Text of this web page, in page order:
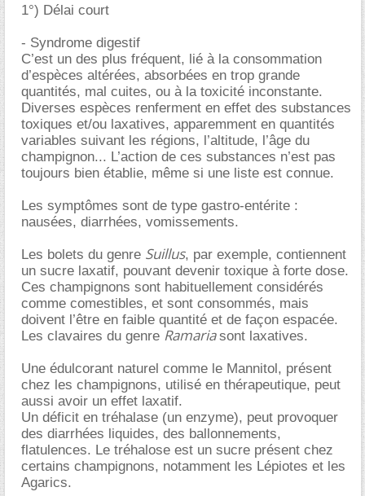
1°) Délai court
- Syndrome digestif
C’est un des plus fréquent, lié à la consommation
d’espèces altérées, absorbées en trop grande
quantités, mal cuites, ou à la toxicité inconstante.
Diverses espèces renferment en effet des substances
toxiques et/ou laxatives, apparemment en quantités
variables suivant les régions, l’altitude, l’âge du
champignon... L’action de ces substances n’est pas
toujours bien établie, même si une liste est connue.
Les symptômes sont de type gastro-entérite :
nausées, diarrhées, vomissements.
Les bolets du genre Suillus, par exemple, contiennent
un sucre laxatif, pouvant devenir toxique à forte dose.
Ces champignons sont habituellement considérés
comme comestibles, et sont consommés, mais
doivent l’être en faible quantité et de façon espacée.
Les clavaires du genre Ramariasont laxatives.
Une édulcorant naturel comme le Mannitol, présent
chez les champignons, utilisé en thérapeutique, peut
aussi avoir un effet laxatif.
Un déficit en tréhalase (un enzyme), peut provoquer
des diarrhées liquides, des ballonnements,
flatulences. Le tréhalose est un sucre présent chez
certains champignons, notamment les Lépiotes et les
Agarics.